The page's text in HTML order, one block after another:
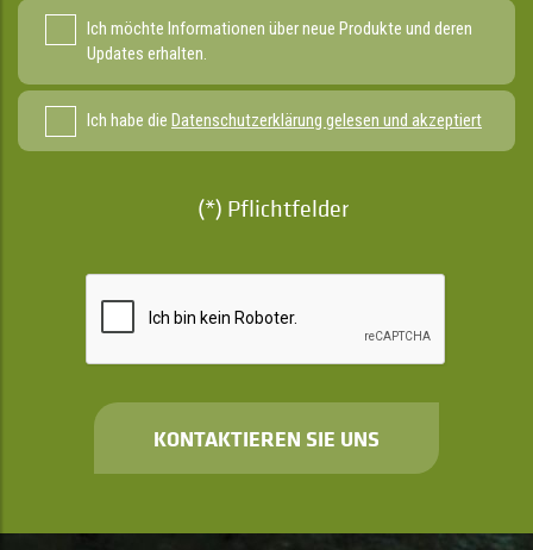
Ich möchte Informationen über neue Produkte und deren
Updates erhalten.
Ich habe die Datenschutzerklärung gelesen und akzeptiert
(*) Pflichtfelder
KONTAKTIEREN SIE UNS